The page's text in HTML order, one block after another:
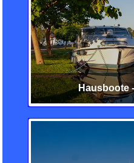
Hausboote